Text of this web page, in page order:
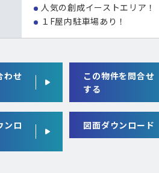
人気の創成イーストエリア！
１F屋内駐車場あり！
わせ
この物件を問合せ
する
ンロ 図面ダウンロード